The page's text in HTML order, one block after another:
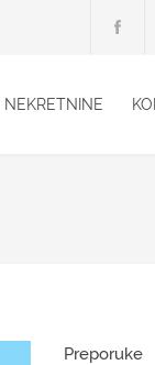
NEKRETNINE
Preporuke